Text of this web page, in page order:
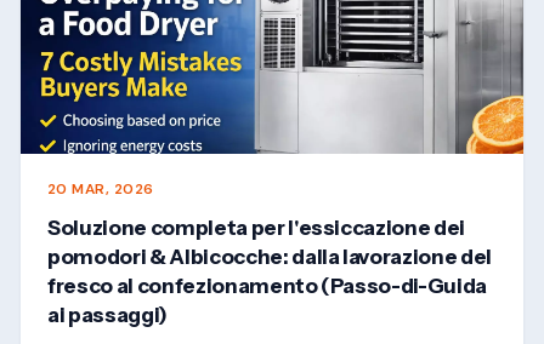
20 MAR, 2026
Soluzione completa per l'essiccazione dei
pomodori & Albicocche: dalla lavorazione del
fresco al confezionamento (Passo-di-Guida
ai passaggi)